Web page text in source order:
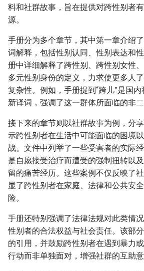
料和社群故事，旨在提供对跨性别者
源。
手册分为多个章节，其中第一章介绍
词解释，包括性别认同、性别表达和
册中详细解释了跨性别、跨性别女性
多元性别身份的定义，力求使更多人
复杂性。例如，手册提到“跨儿”是国
新译词，强调了这一群体所面临的非二
接下来的章节则以社群故事为例，分
示跨性别者在生活中可能面临的困境
战。文件中列举了一些受害者的实际
是自愿接受治疗而遭受的强制扭转以
留的痛苦经历。这些案例不仅反映了
显了跨性别者在家庭、法律和公共安
险。
手册还特别强调了法律法规对此类情
性别者的合法权益与社会责任。该部
的引用，并鼓励跨性别者在遇到暴力
行动而非单独面对，增强社群的互助意